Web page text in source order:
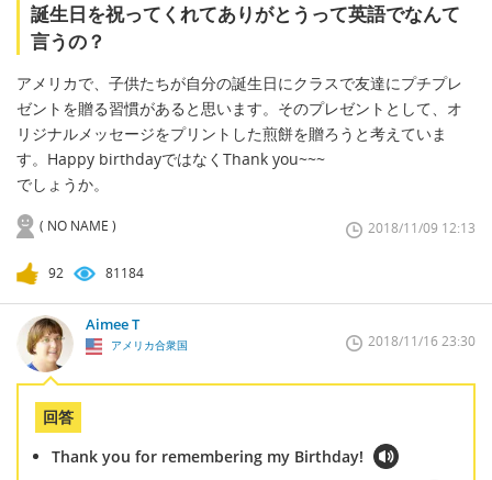
誕生日を祝ってくれてありがとうって英語でなんて
言うの？
アメリカで、子供たちが自分の誕生日にクラスで友達にプチプレ
ゼントを贈る習慣があると思います。そのプレゼントとして、オ
リジナルメッセージをプリントした煎餅を贈ろうと考えていま
す。Happy birthdayではなくThank you~~~
でしょうか。
( NO NAME ) 2018/11/09 12:13
92 81184
Aimee T
アメリカ合衆国 2018/11/16 23:30
回答
Thank you for remembering my Birthday!